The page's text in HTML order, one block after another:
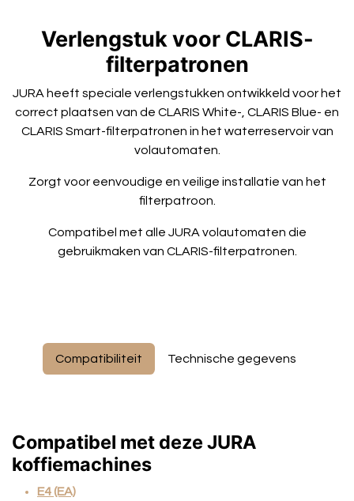
Verlengstuk voor CLARIS-
filterpatronen
JURA heeft speciale verlengstukken ontwikkeld voor het
correct plaatsen van de CLARIS White-, CLARIS Blue- en
CLARIS Smart-filterpatronen in het waterreservoir van
volautomaten.
Zorgt voor eenvoudige en veilige installatie van het
filterpatroon.
Compatibel met alle JURA volautomaten die
gebruikmaken van CLARIS-filterpatronen.
Compatibiliteit Technische gegevens
Compatibel met deze JURA
koffiemachines
E4 (EA)